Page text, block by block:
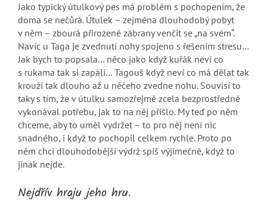
Jako typický útulkový pes má problém s pochopením, že
doma se nečůrá. Útulek – zejména dlouhodobý pobyt
v něm – zbourá přirozené zábrany venčit se „na svém“.
Navíc u Taga je zvednutí nohy spojeno s řešením stresu…
Jak bych to popsala… něco jako když kuřák neví co
s rukama tak si zapálí… Tagouš když neví co má dělat tak
krouží tak dlouho až u něčeho zvedne nohu. Souvisí to
taky s tím, že v útulku samozřejmě zcela bezprostředně
vykonával potřebu, jak to na něj přišlo. My teď po něm
chceme, aby to uměl vydržet – to pro něj není nic
snadného, i když to pochopil celkem rychle. Proto po
něm chci dlouhodobější výdrž spíš výjimečně, když to
jinak nejde.
Nejdřív hraju jeho hru.